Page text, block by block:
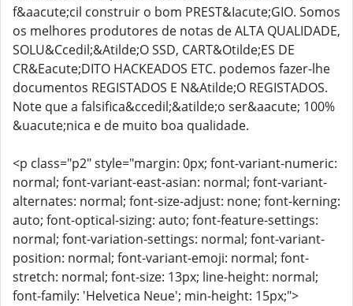
f&aacute;cil construir o bom PREST&Iacute;GIO. Somos
os melhores produtores de notas de ALTA QUALIDADE,
SOLU&Ccedil;&Atilde;O SSD, CART&Otilde;ES DE
CR&Eacute;DITO HACKEADOS ETC. podemos fazer-lhe
documentos REGISTADOS E N&Atilde;O REGISTADOS.
Note que a falsifica&ccedil;&atilde;o ser&aacute; 100%
&uacute;nica e de muito boa qualidade.
<p class="p2" style="margin: 0px; font-variant-numeric:
normal; font-variant-east-asian: normal; font-variant-
alternates: normal; font-size-adjust: none; font-kerning:
auto; font-optical-sizing: auto; font-feature-settings:
normal; font-variation-settings: normal; font-variant-
position: normal; font-variant-emoji: normal; font-
stretch: normal; font-size: 13px; line-height: normal;
font-family: 'Helvetica Neue'; min-height: 15px;">